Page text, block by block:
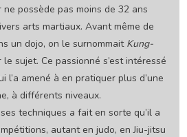
possède pas moins de 32 ans
arts martiaux. Avant même de
un dojo, on le surnommait Kung-
sujet. Ce passionné s’est intéressé
l’a amené à en pratiquer plus d’une
à différents niveaux.
techniques a fait en sorte qu’il a
autant en judo, en Jiu-jitsu